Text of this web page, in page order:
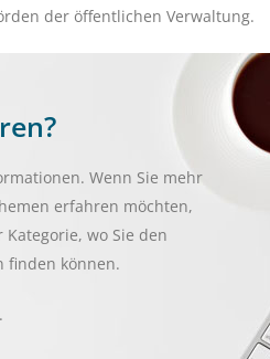
der öffentlichen Verwaltung.
Wenn Sie mehr
erfahren möchten,
wo Sie den
finden können.